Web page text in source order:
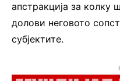
апстракција за колку
долови неговото
субјектите.